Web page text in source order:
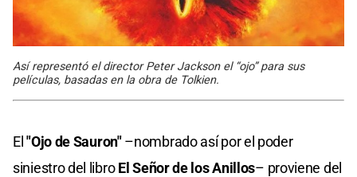
Así representó el director Peter Jackson el “ojo” para sus
películas, basadas en la obra de Tolkien.
El"Ojo de Sauron"–nombrado así por el poder
siniestro del libroEl Señor de los Anillos– proviene del